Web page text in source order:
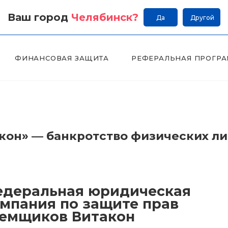
Ваш город Челябинск? Да Другой
ФИНАНСОВАЯ ЗАЩИТА РЕФЕРАЛЬНАЯ
— банкротство физических
юридическая
по защите прав
Витакон